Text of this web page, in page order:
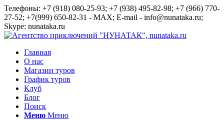
Телефоны: +7 (918) 080-25-93; +7 (938) 495-82-98; +7 (966) 770-
27-52; +7(999) 650-82-31 - MAX; E-mail - info@nunataka.ru;
Skype: nunataka.ru
Главная
О нас
Магазин туров
График туров
Клуб
Блог
Поиск
Меню Меню